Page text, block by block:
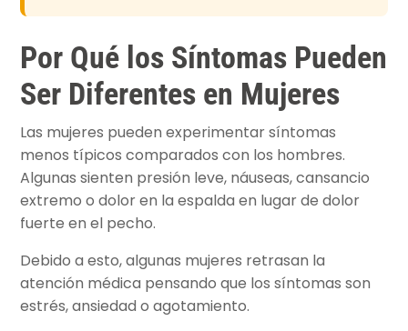
Por Qué los Síntomas Pueden
Ser Diferentes en Mujeres
Las mujeres pueden experimentar síntomas
menos típicos comparados con los hombres.
Algunas sienten presión leve, náuseas, cansancio
extremo o dolor en la espalda en lugar de dolor
fuerte en el pecho.
Debido a esto, algunas mujeres retrasan la
atención médica pensando que los síntomas son
estrés, ansiedad o agotamiento.